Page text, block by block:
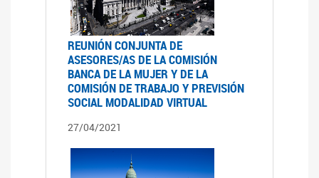
REUNIÓN CONJUNTA DE
ASESORES/AS DE LA COMISIÓN
BANCA DE LA MUJER Y DE LA
COMISIÓN DE TRABAJO Y PREVISIÓN
SOCIAL MODALIDAD VIRTUAL
27/04/2021